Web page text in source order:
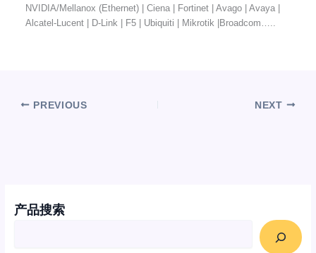
产品搜索
NVIDIA/Mellanox (Ethernet) | Ciena | Fortinet | Avago | Avaya |
Alcatel-Lucent | D-Link | F5 | Ubiquiti | Mikrotik |Broadcom…..
PREVIOUS NEXT